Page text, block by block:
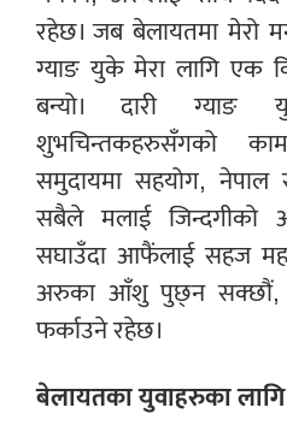
रहेछ। जब बेलायतमा मेरो
ग्याङ युके मेरा लागि एक
बन्यो। दारी
शुभचिन्तकहरुसँगको
समुदायमा सहयोग, नेपाल
सबैले मलाई जिन्दगीको
सघाउँदा आफैंलाई सहज
अरुका आँशु पुछ्न सक्छौं,
फर्काउने रहेछ।
बेलायतका युवाहरुका